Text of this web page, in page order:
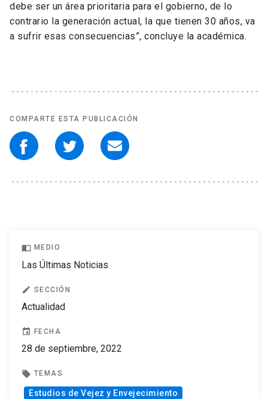
debe ser un área prioritaria para el gobierno, de lo
contrario la generación actual, la que tienen 30 años, va
a sufrir esas consecuencias”, concluye la académica.
COMPARTE ESTA PUBLICACIÓN
import_contacts MEDIO
Las Últimas Noticias
edit SECCIÓN
Actualidad
event FECHA
28 de septiembre, 2022
local_offer TEMAS
Estudios de Vejez y Envejecimiento